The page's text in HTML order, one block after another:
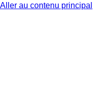
Aller au contenu principal